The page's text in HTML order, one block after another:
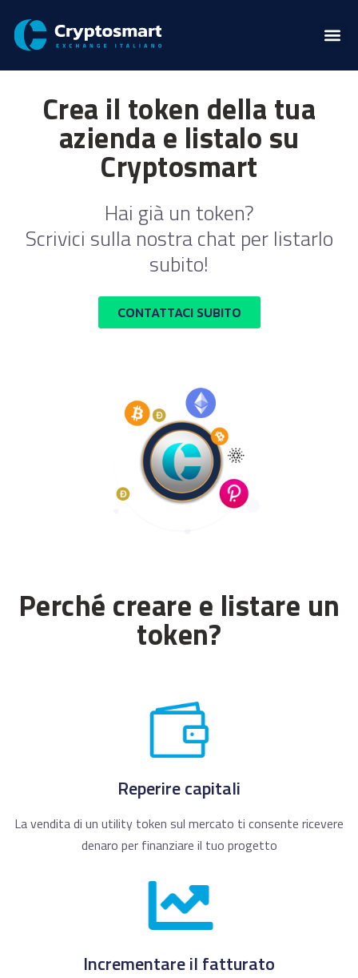
Crea il token della tua
azienda e listalo su
Cryptosmart
Hai già un token?
Scrivici sulla nostra chat per listarlo
subito!
CONTATTACI SUBITO
Perché creare e listare un
token?
Reperire capitali
La vendita di un utility token sul mercato ti consente ricevere
denaro per finanziare il tuo progetto
Incrementare il fatturato